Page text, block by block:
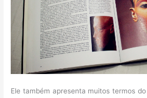
Ele também apresenta muitos termos